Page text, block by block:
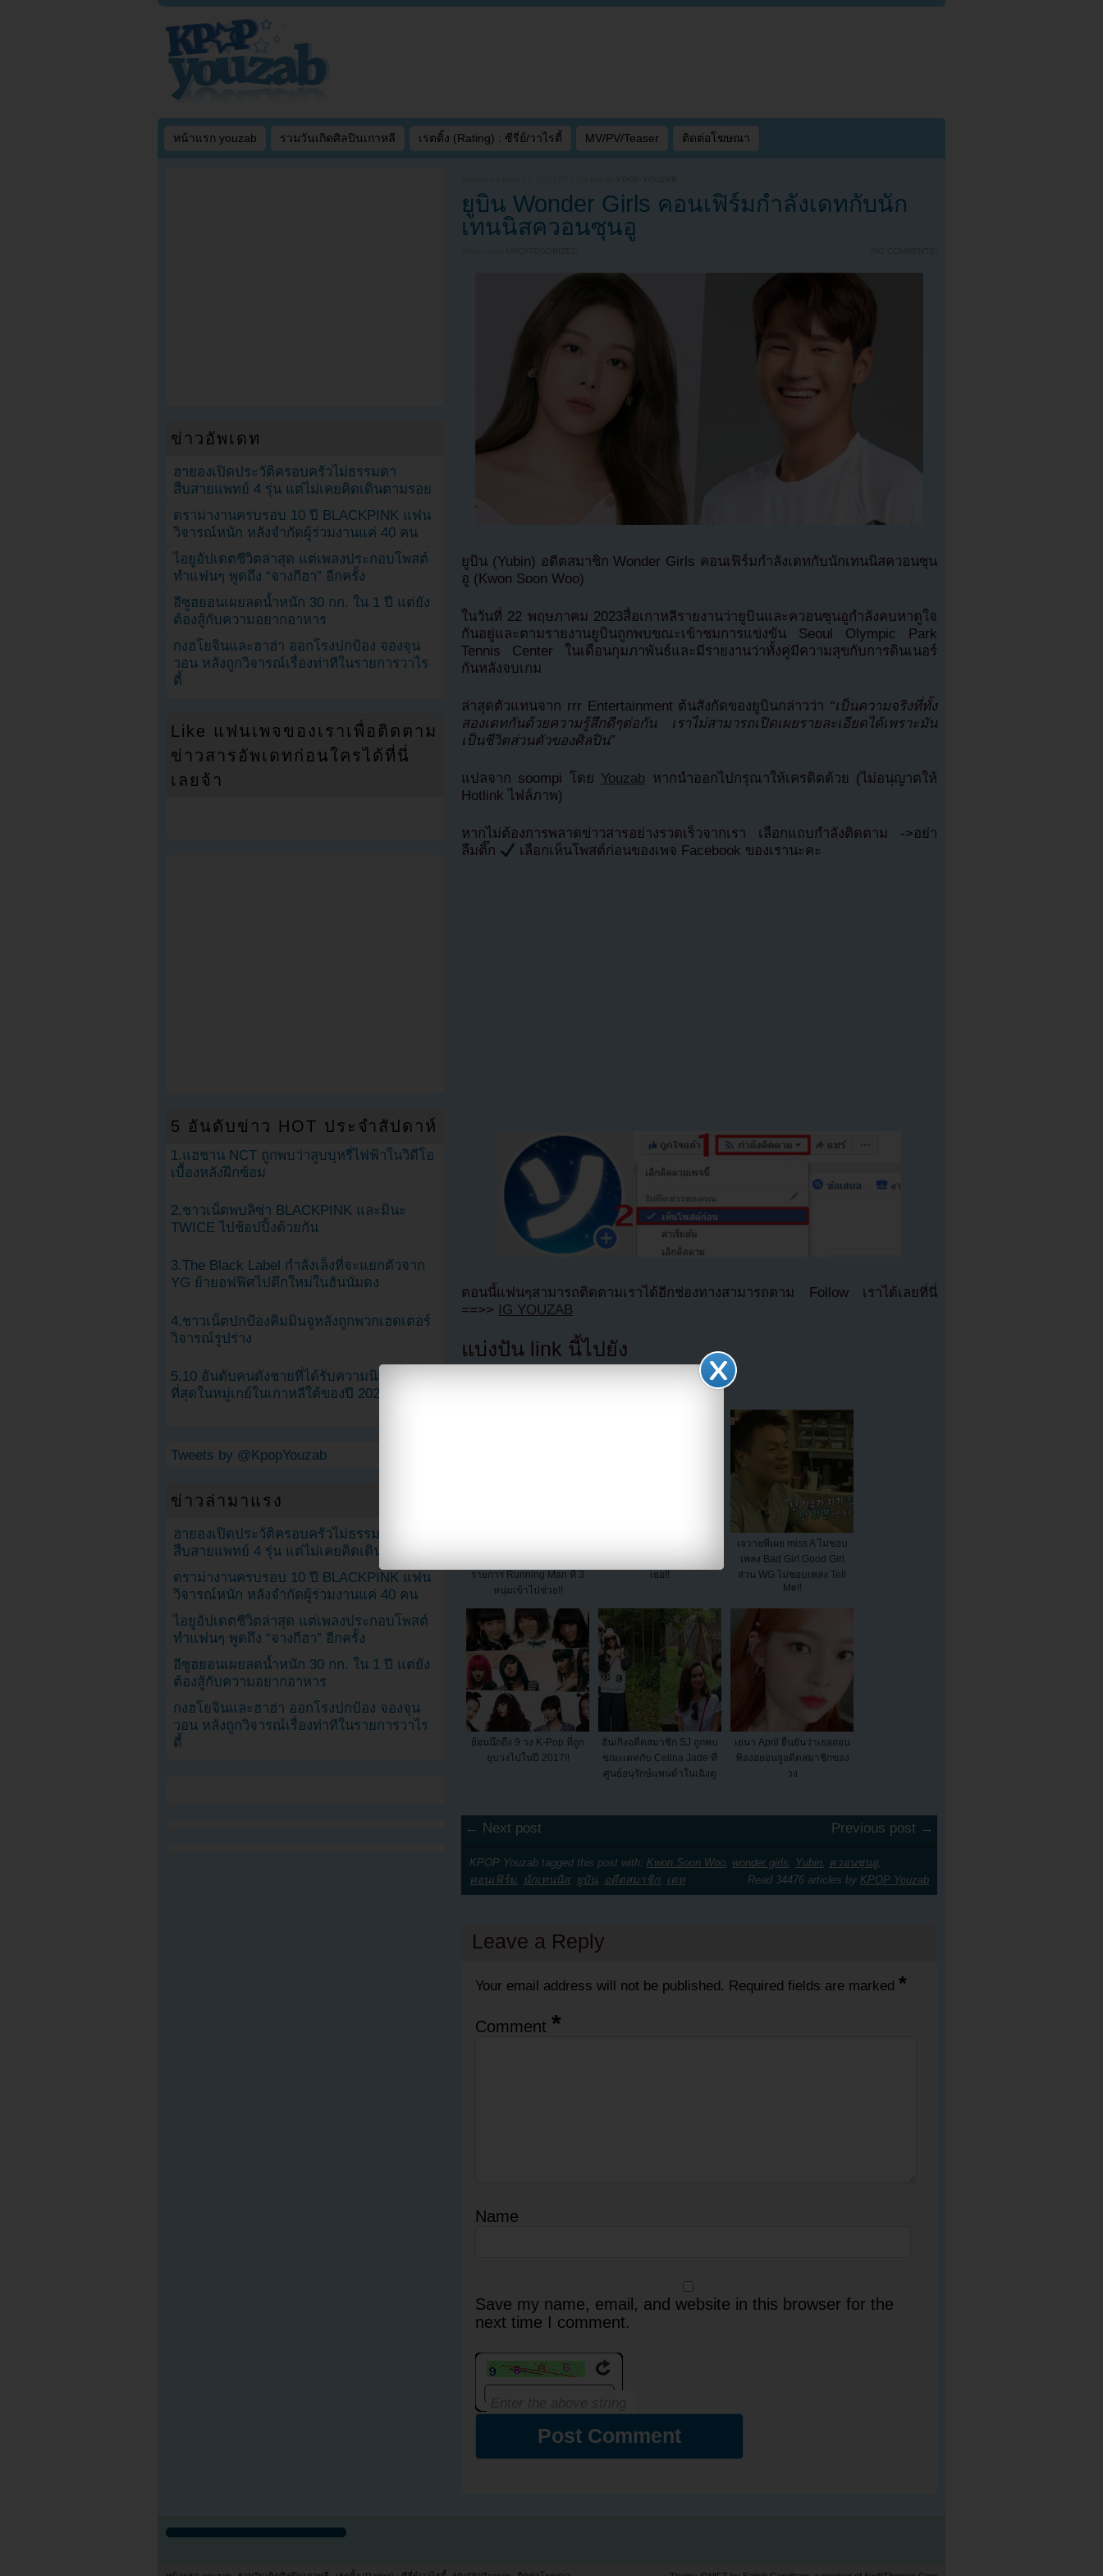
หน้าแรก youzab รวมวันเกิดศิลปินเกาหลี เรตติ้ง (Rating) : ซีรี่ย์/วาไรตี้ MV/PV/Teaser ติดต่อโฆษณา
KPOP YOUZAB
ยูบิน Wonder Girls คอนเฟิร์มกำลังเดทกับนัก
เทนนิสควอนซุนอู
UNCATEGORIZED NO COMMENTS
ยูบิน (Yubin) อดีตสมาชิก Wonder Girls คอนเฟิร์มกำลังเดทกับนักเทนนิสควอนซุน
อู (Kwon Soon Woo)
ในวันที่ 22 พฤษภาคม 2023สื่อเกาหลีรายงานว่ายูบินและควอนซุนอูกำลังคบหาดูใจ
กันอยู่และตามรายงานยูบินถูกพบขณะเข้าชมการแข่งขัน Seoul Olympic Park
Tennis Center ในเดือนกุมภาพันธ์และมีรายงานว่าทั้งคู่มีความสุขกับการดินเนอร์
กันหลังจบเกม
ล่าสุดตัวแทนจาก rrr Entertainment ต้นสังกัดของยูบินกล่าวว่า “เป็นความจริงที่ทั้ง
สองเดทกันด้วยความรู้สึกดีๆต่อกัน เราไม่สามารถเปิดเผยรายละเอียดได้เพราะมัน
เป็นชีวิตส่วนตัวของศิลปิน”
แปลจาก soompi โดย Youzab หากนำออกไปกรุณาให้เครดิตด้วย (ไม่อนุญาตให้
Hotlink ไฟล์ภาพ)
หากไม่ต้องการพลาดข่าวสารอย่างรวดเร็วจากเรา เลือกแถบกำลังติดตาม ->อย่า
ลืมติ๊ก
เลือกเห็นโพสต์ก่อนของเพจ Facebook ของเรานะคะ
ตอนนี้แฟนๆสามารถติดตามเราได้อีกช่องทางสามารถตาม Follow เราได้เลยที่นี่
==>>
IG YOUZAB
แบ่งปัน link นี้ไปยัง
รายการ Running Man ที่ 3
หนุ่มเข้าไปช่วย!!
เธอ!!
เจวายพีเผย miss A ไม่ชอบ
เพลง Bad Girl Good Girl
ส่วน WG ไม่ชอบเพลง Tell
Me!!
ย้อนนึกถึง 9 วง K-Pop ที่ถูก
ยุบวงไปในปี 2017!!
ฮันเกิงอดีตสมาชิก SJ ถูกพบ
ขณะเดทกับ Celina Jade ที่
ศูนย์อนุรักษ์แพนด้าในเฉิงตู
เยนา April ยืนยันว่าเธอถอน
ฟ้องฮยอนจูอดีตสมาชิกของ
วง
← Next post Previous post →
KPOP Youzab tagged this post with: Kwon Soon Woo wonder girls Yubin ควอนซุนอู
คอนเฟิร์ม
นักเทนนิส, ยูบิน อดีตสมาชิก เดท Read 34476 articles by KPOP Youzab
Leave a Reply
Your email address will not be published. Required fields are marked *
Comment *
Name
Save my name, email, and website in this browser for the
next time I comment.
ข่าวอัพเดท
ฮายองเปิดประวัติครอบครัวไม่ธรรมดา
สืบสายแพทย์ 4 รุ่น แต่ไม่เคยคิดเดินตามรอย
ดราม่างานครบรอบ 10 ปี BLACKPINK แฟน
วิจารณ์หนัก หลังจำกัดผู้ร่วมงานแค่ 40 คน
ไอยูอัปเดตชีวิตล่าสุด แต่เพลงประกอบโพสต์
ทำแฟนๆ พูดถึง “จางกีฮา” อีกครั้ง
อีซูฮยอนเผยลดน้ำหนัก 30 กก. ใน 1 ปี แต่ยัง
ต้องสู้กับความอยากอาหาร
กงฮโยจินและฮาฮ่า ออกโรงปกป้อง จองจุน
วอน หลังถูกวิจารณ์เรื่องท่าทีในรายการวาไร
ตี้
Like แฟนเพจของเราเพื่อติดตาม
ข่าวสารอัพเดทก่อนใครได้ที่นี่
เลยจ้า
5 อันดับข่าว HOT ประจำสัปดาห์
1.แฮชาน NCT ถูกพบว่าสูบบุหรี่ไฟฟ้าในวิดีโอ
เบื้องหลังฝึกซ้อม
2.ชาวเน็ตพบลิซ่า BLACKPINK และมินะ
TWICE ไปช้อปปิ้งด้วยกัน
3.The Black Label กำลังเล็งที่จะแยกตัวจาก
YG ย้ายอฟฟิศไปตึกใหม่ในฮันนัมดง
4.ชาวเน็ตปกป้องคิมมินจูหลังถูกพวกเฮดเตอร์
วิจารณ์รูปร่าง
5.10 อันดับคนดังชายที่ได้รับความนิยมมาก
ที่สุดในหมู่เกย์ในเกาหลีใต้ของปี 2023
Tweets by @KpopYouzab
ข่าวล่ามาแรง
ฮายองเปิดประวัติครอบครัวไม่ธรรมดา
สืบสายแพทย์ 4 รุ่น แต่ไม่เคยคิดเดินตามรอย
ดราม่างานครบรอบ 10 ปี BLACKPINK แฟน
วิจารณ์หนัก หลังจำกัดผู้ร่วมงานแค่ 40 คน
ไอยูอัปเดตชีวิตล่าสุด แต่เพลงประกอบโพสต์
ทำแฟนๆ พูดถึง “จางกีฮา” อีกครั้ง
อีซูฮยอนเผยลดน้ำหนัก 30 กก. ใน 1 ปี แต่ยัง
ต้องสู้กับความอยากอาหาร
กงฮโยจินและฮาฮ่า ออกโรงปกป้อง จองจุน
วอน หลังถูกวิจารณ์เรื่องท่าทีในรายการวาไร
ตี้